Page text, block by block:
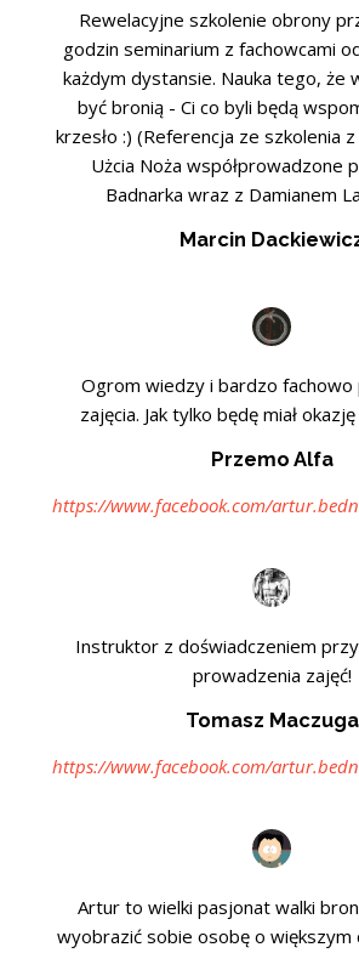
Rewelacyjne szkolenie obrony
godzin seminarium z fachowcami
każdym dystansie. Nauka tego, że
być bronią - Ci co byli będą
krzesło :) (Referencja ze szkolenia
Użcia Noża współprowadzone
Badnarka wraz z Damianem
Marcin
Ogrom wiedzy i bardzo
zajęcia. Jak tylko będę miał
Przemo Alfa
https://www.facebook.com/
Instruktor z doświadczeniem
prowadzenia zajęć!
Tomasz Maczuga
https://www.facebook.com/
Artur to wielki pasjonat walki
wyobrazić sobie osobę o większym